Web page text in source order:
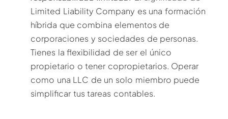
Limited Liability Company es una formación
híbrida que combina elementos de
corporaciones y sociedades de personas.
Tienes la flexibilidad de ser el único
propietario o tener copropietarios. Operar
como una LLC de un solo miembro puede
simplificar tus tareas contables.